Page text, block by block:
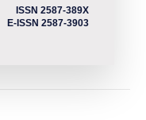
ISSN 2587-389X
E-ISSN 2587-3903